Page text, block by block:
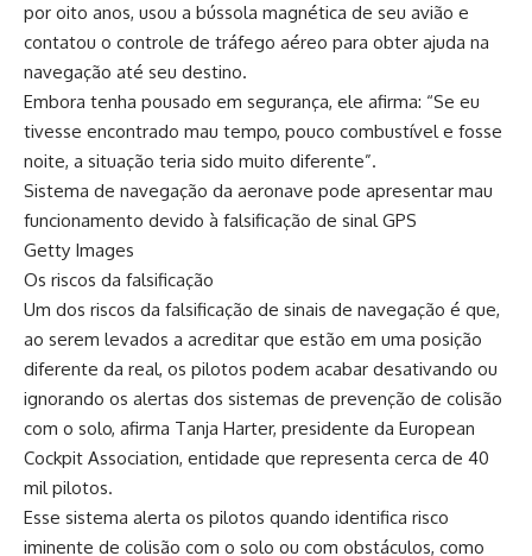
por oito anos, usou a bússola magnética de seu avião e
contatou o controle de tráfego aéreo para obter ajuda na
navegação até seu destino.
Embora tenha pousado em segurança, ele afirma: “Se eu
tivesse encontrado mau tempo, pouco combustível e fosse
noite, a situação teria sido muito diferente”.
Sistema de navegação da aeronave pode apresentar mau
funcionamento devido à falsificação de sinal GPS
Getty Images
Os riscos da falsificação
Um dos riscos da falsificação de sinais de navegação é que,
ao serem levados a acreditar que estão em uma posição
diferente da real, os pilotos podem acabar desativando ou
ignorando os alertas dos sistemas de prevenção de colisão
com o solo, afirma Tanja Harter, presidente da European
Cockpit Association, entidade que representa cerca de 40
mil pilotos.
Esse sistema alerta os pilotos quando identifica risco
iminente de colisão com o solo ou com obstáculos, como